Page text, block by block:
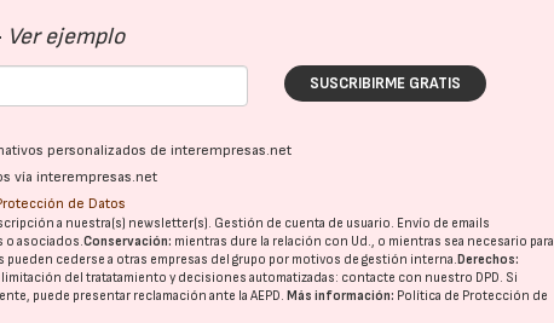
Ver ejemplo
SUSCRIBIRME GRATIS
personalizados de interempresas.net
vía interempresas.net
de Datos
a nuestra(s) newsletter(s). Gestión de cuenta de usuario. Envío de emails
o asociados.Conservación: mientras dure la relación con Ud., o mientras sea necesario para
pueden cederse a otras empresas del grupo por motivos de gestión interna.Derechos:
del tratatamiento y decisiones automatizadas: contacte con nuestro DPD. Si
puede presentar reclamación ante laAEPD.Más información: Política de Protección de